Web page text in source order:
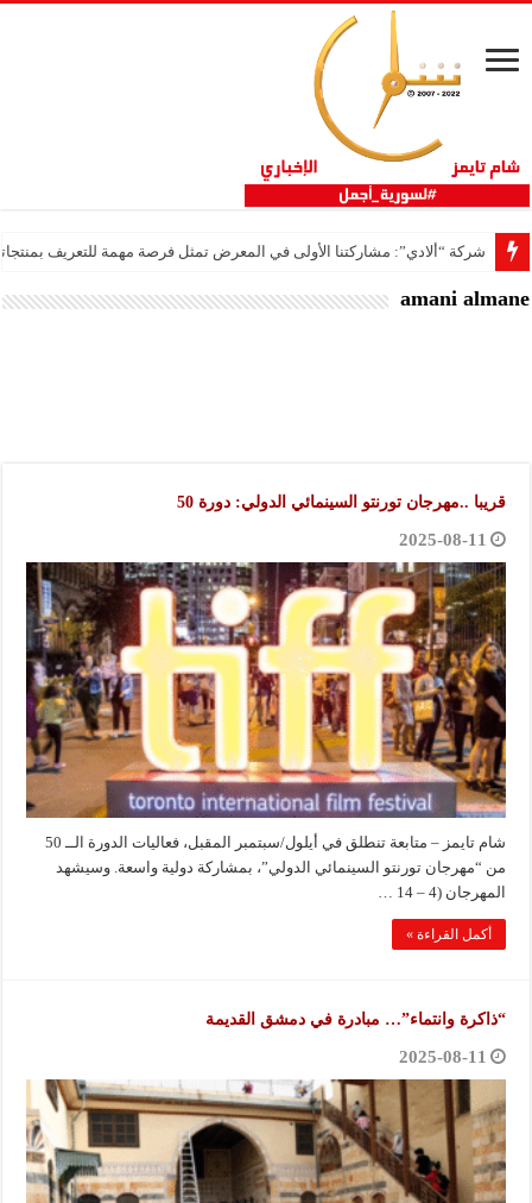
شركة “ألادي”: مشاركتنا الأولى في المعرض تمثل فرصة مهمة للتعريف
amani almane
قريبا ..مهرجان تورنتو السينمائي الدولي: دورة 50
2025-08-11
شام تايمز – متابعة تنطلق في أيلول/سبتمبر المقبل، فعاليات الدورة الــ 50
من “مهرجان تورنتو السينمائي الدولي”، بمشاركة دولية واسعة. وسيشهد
المهرجان (4 – 14 …
أكمل القراءة »
“ذاكرة وانتماء”… مبادرة في دمشق القديمة
2025-08-11